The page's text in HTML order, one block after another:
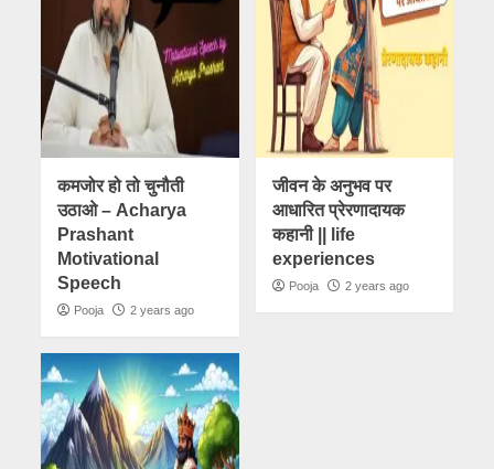
कमजोर हो तो चुनौती
उठाओ – Acharya
Prashant
Motivational
Speech
Pooja 2 years ago
जीवन के अनुभव पर
आधारित प्रेरणादायक
कहानी || life
experiences
Pooja 2 years ago